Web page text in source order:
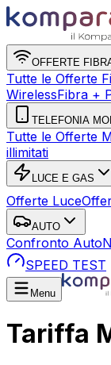
OFFERTE
Tutte le Offerte
WirelessFibra +
TELEFONIA
Tutte le Offerte
illimitati
LUCE E GAS
Offerte Luce
AUTO
Confronto Auto
SPEED TEST
Menu
Tariffa